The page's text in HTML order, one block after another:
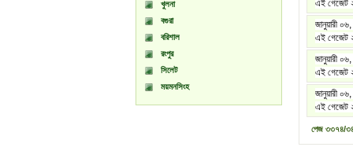
খুলনা
বগুরা
বরিশাল
রংপুর
সিলেট
ময়মনসিংহ
এই গেজেট
জানুয়ারী
এই গেজেট
জানুয়ারী
এই গেজেট
জানুয়ারী
এই গেজেট
পেজ ৩৩৭৪/